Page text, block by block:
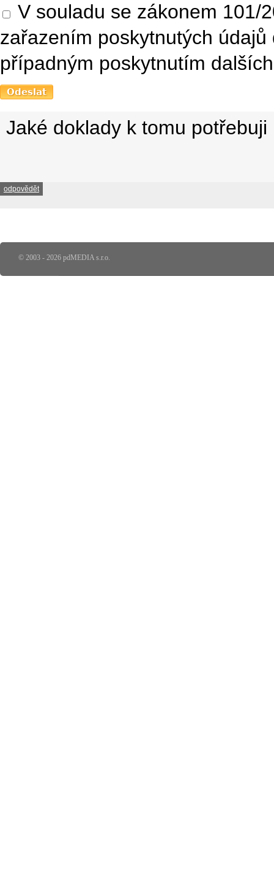
V souladu se zákonem 101/
zařazením poskytnutých
případným poskytnutím
Jaké doklady k tomu potřebuji
odpovědět
© 2003 - 2026 pdMEDIA s.r.o.